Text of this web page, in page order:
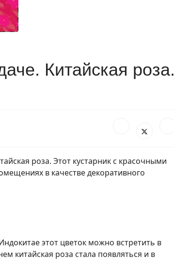
Китайская роза.
роза. Этот кустарник с красочными
в качестве декоративного
этот цветок можно встретить в
китайская роза стала появляться и в